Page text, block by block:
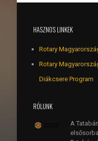
HASZNOS LINKEK
Rotary
Rotary
Diákcsere Program
RÓLUNK
A